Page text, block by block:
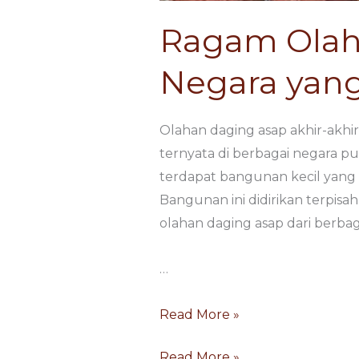
Ragam
Negara
Olahan daging asap akhir-
ternyata di berbagai negara
terdapat bangunan kecil yang
Bangunan ini didirikan
olahan daging asap dari
…
Read More »